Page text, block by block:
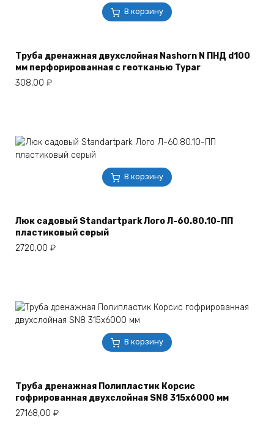
В корзину
Труба дренажная двухслойная Nashorn N ПНД d100
мм перфорированная с геотканью Typar
308,00 ₽
В корзину
Люк садовый Standartpark Лого Л-60.80.10-ПП
пластиковый серый
2720,00 ₽
В корзину
Труба дренажная Полипластик Корсис
гофрированная двухслойная SN8 315х6000 мм
27168,00 ₽